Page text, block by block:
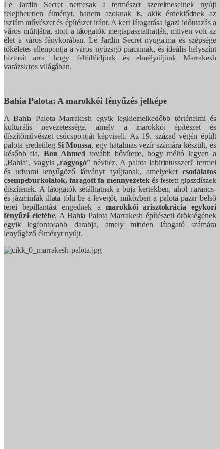
Le Jardin Secret nemcsak a természet szerelmeseinek nyújt
felejthetetlen élményt, hanem azoknak is, akik érdeklődnek az
iszlám művészet és építészet iránt. A kert látogatása igazi időutazás a
város múltjába, ahol a látogatók megtapasztalhatják, milyen volt az
élet a város fénykorában. Le Jardin Secret nyugalma és szépsége
tökéletes ellenpontja a város nyüzsgő piacainak, és ideális helyszínt
biztosít arra, hogy feltöltődjünk és elmélyüljünk Marrakesh
varázslatos világában.
Bahia Palota: A marokkói fényűzés jelképe
A Bahia Palota Marrakesh egyik legkiemelkedőbb történelmi és
kulturális nevezetessége, amely a marokkói építészet és
díszítőművészet csúcspontját képviseli. Az 19. század végén épült
palota eredetileg Si Moussa, egy hatalmas vezír számára készült, és
később fia,Bou Ahmed tovább bővítette, hogy méltó legyen a
„Bahia”, vagyis „ragyogó” névhez. A palota labirintusszerű termei
és udvarai lenyűgöző látványt nyújtanak, amelyeket csodálatos
csempeburkolatok, faragott fa mennyezetekés festett gipszdíszek
díszítenek. A látogatók sétálhatnak a buja kertekben, ahol narancs-
és jázminfák illata tölti be a levegőt, miközben a palota pazar belső
terei bepillantást engednek a marokkói arisztokrácia egykori
fényűző életébe. A Bahia Palota Marrakesh építészeti örökségének
egyik legfontosabb darabja, amely minden látogató számára
lenyűgöző élményt nyújt.